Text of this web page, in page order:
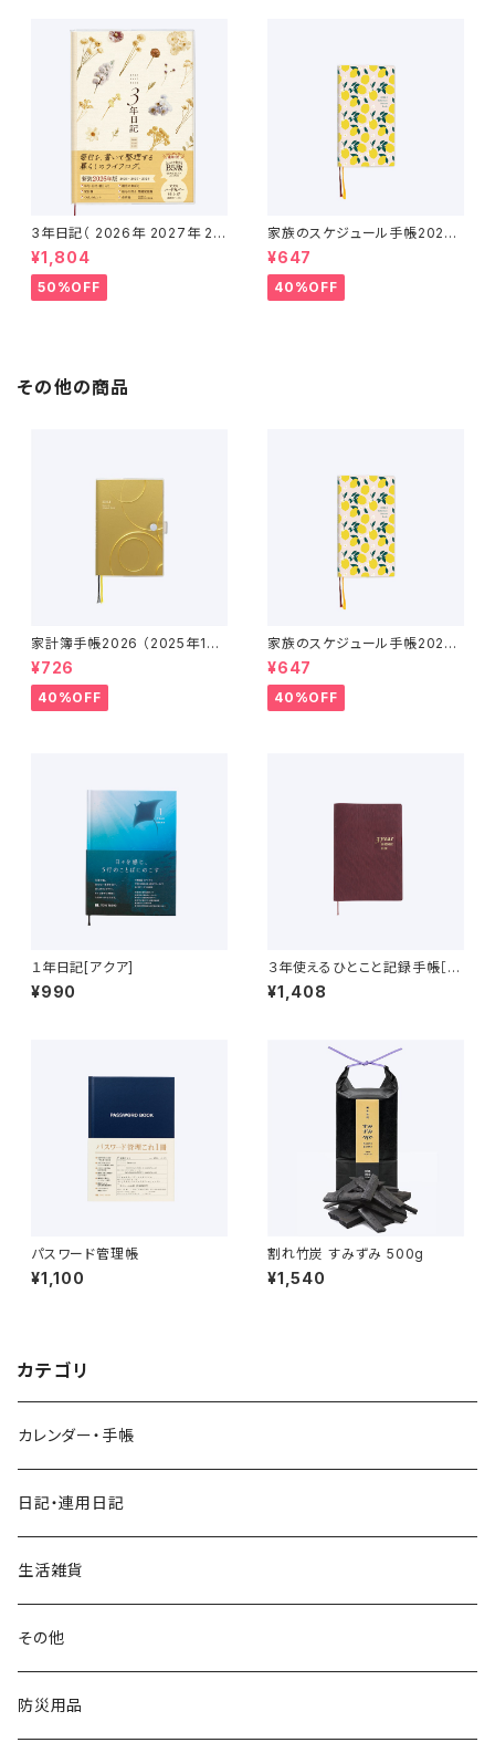
3年日記（ 2026年 2027年 20
28年 ）
¥1,804
50%OFF
家族のスケジュール手帳2026
（2025年12月〜2027年1月）
¥647
40%OFF
その他の商品
家計簿手帳2026 （2025年12
月〜2027年1月）
¥726
40%OFF
家族のスケジュール手帳2026
（2025年12月〜2027年1月）
¥647
40%OFF
１年日記[アクア]
¥990
３年使えるひとこと記録手帳［え
んじ色］
¥1,408
パスワード管理帳
¥1,100
割れ竹炭 すみずみ 500g
¥1,540
カテゴリ
カレンダー・手帳
日記・連用日記
生活雑貨
その他
防災用品